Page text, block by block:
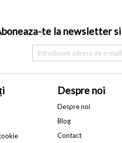
te la newsletter
Despre noi
Despre noi
Blog
Contact